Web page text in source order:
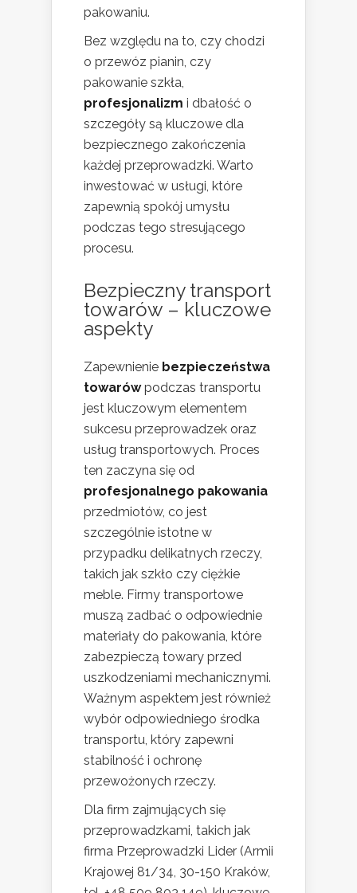
pakowaniu.
Bez względu na to, czy chodzi
o przewóz pianin, czy
pakowanie szkła,
profesjonalizm i dbałość o
szczegóły są kluczowe dla
bezpiecznego zakończenia
każdej przeprowadzki. Warto
inwestować w usługi, które
zapewnią spokój umysłu
podczas tego stresującego
procesu.
Bezpieczny transport
towarów – kluczowe
aspekty
Zapewnienie bezpieczeństwa
towarówpodczas transportu
jest kluczowym elementem
sukcesu przeprowadzek oraz
usług transportowych. Proces
ten zaczyna się od
profesjonalnego pakowania
przedmiotów, co jest
szczególnie istotne w
przypadku delikatnych rzeczy,
takich jak szkło czy ciężkie
meble. Firmy transportowe
muszą zadbać o odpowiednie
materiały do pakowania, które
zabezpieczą towary przed
uszkodzeniami mechanicznymi.
Ważnym aspektem jest również
wybór odpowiedniego środka
transportu, który zapewni
stabilność i ochronę
przewożonych rzeczy.
Dla firm zajmujących się
przeprowadzkami, takich jak
firma Przeprowadzki Lider (Armii
Krajowej 81/34, 30-150 Kraków,